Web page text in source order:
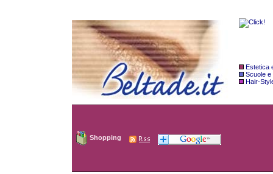
Estetica
Scuole e
Hair-
Shopping